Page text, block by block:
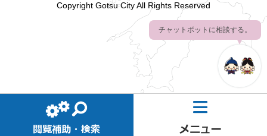
Copyright Gotsu City All Rights Reserved
チャットボットに相談する。